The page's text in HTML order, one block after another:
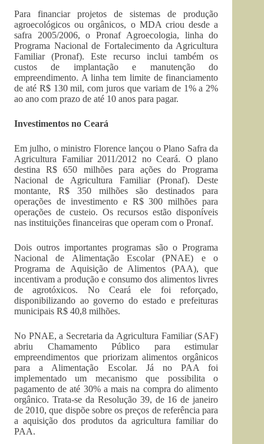
Para financiar projetos de sistemas de produção
agroecológicos ou orgânicos, o MDA criou desde a
safra 2005/2006, o Pronaf Agroecologia, linha do
Programa Nacional de Fortalecimento da Agricultura
Familiar (Pronaf). Este recurso inclui também os
custos de implantação e manutenção do
empreendimento. A linha tem limite de financiamento
de até R$ 130 mil, com juros que variam de 1% a 2%
ao ano com prazo de até 10 anos para pagar.
Investimentos no Ceará
Em julho, o ministro Florence lançou o Plano Safra da
Agricultura Familiar 2011/2012 no Ceará. O plano
destina R$ 650 milhões para ações do Programa
Nacional de Agricultura Familiar (Pronaf). Deste
montante, R$ 350 milhões são destinados para
operações de investimento e R$ 300 milhões para
operações de custeio. Os recursos estão disponíveis
nas instituições financeiras que operam com o Pronaf.
Dois outros importantes programas são o Programa
Nacional de Alimentação Escolar (PNAE) e o
Programa de Aquisição de Alimentos (PAA), que
incentivam a produção e consumo dos alimentos livres
de agrotóxicos. No Ceará ele foi reforçado,
disponibilizando ao governo do estado e prefeituras
municipais R$ 40,8 milhões.
No PNAE, a Secretaria da Agricultura Familiar (SAF)
abriu Chamamento Público para estimular
empreendimentos que priorizam alimentos orgânicos
para a Alimentação Escolar. Já no PAA foi
implementado um mecanismo que possibilita o
pagamento de até 30% a mais na compra do alimento
orgânico. Trata-se da Resolução 39, de 16 de janeiro
de 2010, que dispõe sobre os preços de referência para
a aquisição dos produtos da agricultura familiar do
PAA.